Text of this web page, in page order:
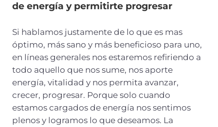
de energía y permitirte progresar
Si hablamos justamente de lo que es mas
óptimo, más sano y más beneficioso para uno,
en líneas generales nos estaremos refiriendo a
todo aquello que nos sume, nos aporte
energía, vitalidad y nos permita avanzar,
crecer, progresar. Porque solo cuando
estamos cargados de energía nos sentimos
plenos y logramos lo que deseamos. La